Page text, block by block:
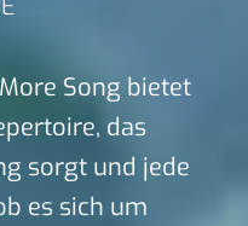
Song bietet
das
sorgt und jede
es sich um